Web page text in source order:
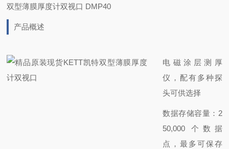
双型薄膜厚度计双视口 DMP40
产品概述
电磁涂层测厚
仪，配有多种探
头可供选择
数据存储容量：2
50,000 个数据
点，最多可保存